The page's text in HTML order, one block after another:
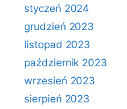
styczeń 2024
grudzień 2023
listopad 2023
październik 2023
wrzesień 2023
sierpień 2023